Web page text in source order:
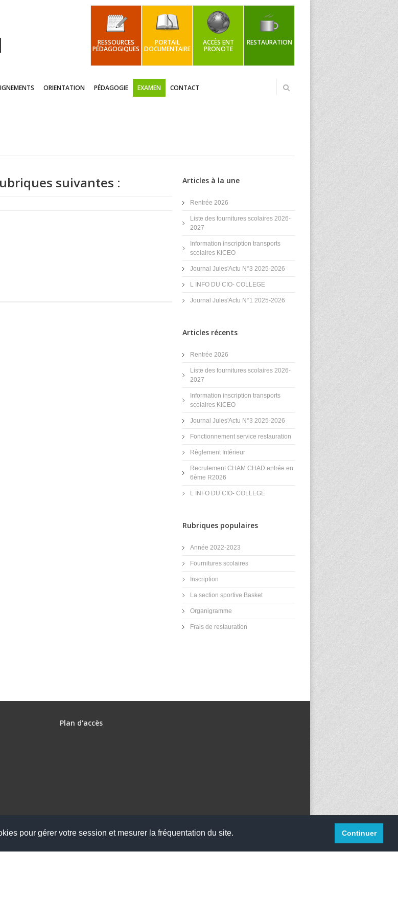
pour gérer votre session et mesurer la fréquentation du site. Continuer
RESSOURCES
PÉDAGOGIQUES
PORTAIL
DOCUMENTAIRE
ACCÈS ENT
PRONOTE
RESTAURATION
ORIENTATION PÉDAGOGIE EXAMEN CONTACT
suivantes : Articles à la une
Rentrée 2026
Liste des fournitures scolaires 2026-
2027
Information inscription transports
scolaires KICEO
Journal Jules'Actu N°3 2025-2026
L INFO DU CIO- COLLEGE
Journal Jules'Actu N°1 2025-2026
Articles récents
Rentrée 2026
Liste des fournitures scolaires 2026-
2027
Information inscription transports
scolaires KICEO
Journal Jules'Actu N°3 2025-2026
Fonctionnement service restauration
Règlement Intérieur
Recrutement CHAM CHAD entrée en
6ème R2026
L INFO DU CIO- COLLEGE
Rubriques populaires
Année 2022-2023
Fournitures scolaires
Inscription
La section sportive Basket
Organigramme
Frais de restauration
Plan d'accès